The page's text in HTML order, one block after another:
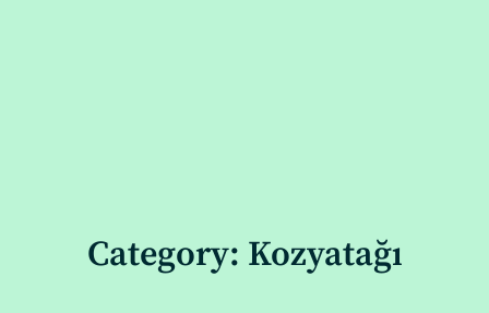
Category: Kozyatağı